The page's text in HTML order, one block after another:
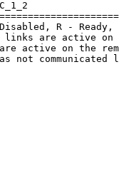
R - Ready,
links are active
on the
link